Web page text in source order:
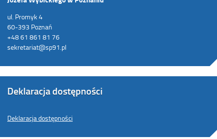
ul. Promyk 4
60-393 Poznań
+48 61 861 81 76
sekretariat@sp91.pl
Deklaracja dostępności
Deklaracja dostępności